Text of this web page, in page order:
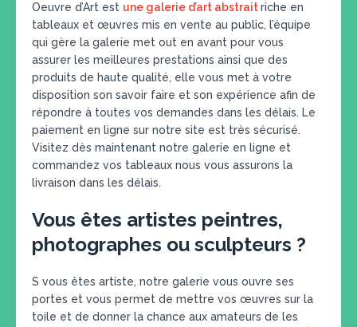
Oeuvre d’Art est une galerie d’art abstraitriche en
tableaux et œuvres mis en vente au public, l’équipe
qui gère la galerie met out en avant pour vous
assurer les meilleures prestations ainsi que des
produits de haute qualité, elle vous met à votre
disposition son savoir faire et son expérience afin de
répondre à toutes vos demandes dans les délais. Le
paiement en ligne sur notre site est très sécurisé.
Visitez dès maintenant notre galerie en ligne et
commandez vos tableaux nous vous assurons la
livraison dans les délais.
Vous êtes artistes peintres,
photographes ou sculpteurs ?
S vous êtes artiste, notre galerie vous ouvre ses
portes et vous permet de mettre vos œuvres sur la
toile et de donner la chance aux amateurs de les